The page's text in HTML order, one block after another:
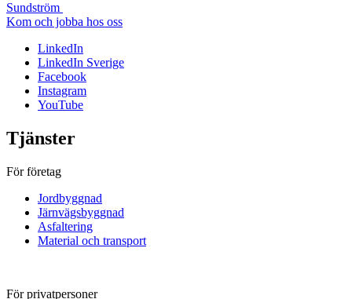
Sundström
Kom och jobba hos oss
LinkedIn
LinkedIn Sverige
Facebook
Instagram
YouTube
Tjänster
För företag
Jordbyggnad
Järnvägsbyggnad
Asfaltering
Material och transport
För privatpersoner